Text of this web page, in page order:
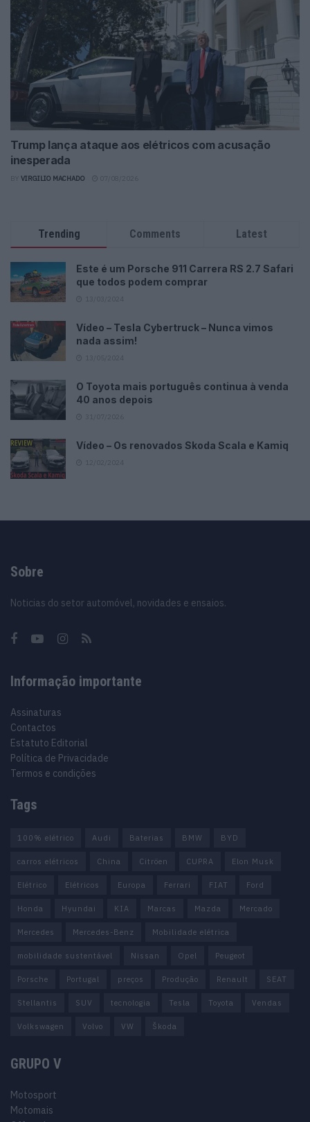
Trump lança ataque aos elétricos com acusação
inesperada
VIRGILIO MACHADO
Trending Comments Latest
Este é um Porsche 911 Carrera RS 2.7 Safari
que todos podem comprar
Vídeo – Tesla Cybertruck – Nunca vimos
nada assim!
O Toyota mais português continua à venda
40 anos depois
Vídeo – Os renovados Skoda Scala e Kamiq
Sobre
Noticias do setor automóvel, novidades e ensaios.
Informação importante
Assinaturas
Contactos
Estatuto Editorial
Política de Privacidade
Termos e condições
Tags
100% elétrico Audi Baterias BMW BYD
carros elétricos China Citröen CUPRA Elon Musk
Elétrico Elétricos Europa Ferrari FIAT Ford
Honda Hyundai KIA Marcas Mazda Mercado
Mercedes Mercedes-Benz Mobilidade elétrica
mobilidade sustentável Nissan Opel Peugeot
Porsche Portugal preços Produção Renault SEAT
Stellantis SUV tecnologia Tesla Toyota Vendas
Volkswagen Volvo VW Škoda
GRUPO V
Motosport
Motomais